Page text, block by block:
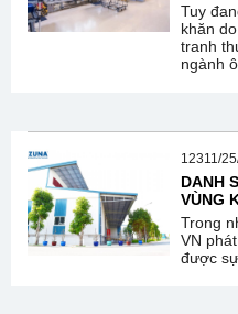
Tuy
khăn
tranh
ngành
12311/
DANH
VÙNG
Trong
VN
được